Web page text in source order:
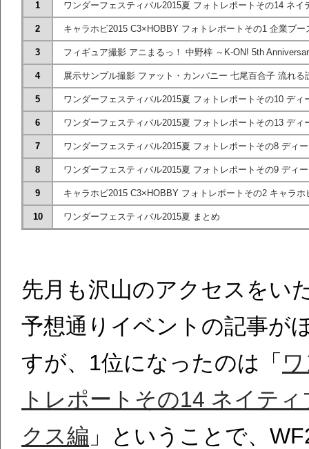
1 ワンダーフェスティバル2015夏 フォトレポートその14 ネ
2 キャラホビ2015 C3×HOBBY フォトレポートその1 企業ブー
3 フィギュア撮影 アニまるっ！ 中野梓 ～K-ON! 5th
4 展示サンプル撮影 ファット・カンパニー 七尾百合子 流れ
5 ワンダーフェスティバル2015夏 フォトレポートその10 ディ
6 ワンダーフェスティバル2015夏 フォトレポートその13 ディ
7 ワンダーフェスティバル2015夏 フォトレポートその8 ディ
8 ワンダーフェスティバル2015夏 フォトレポートその9 ディ
9 キャラホビ2015 C3×HOBBY フォトレポートその2 キャラホ
10 ワンダーフェスティバル2015夏 まとめ
先月も沢山のアクセスをい
予想通りイベントの記事が
すが、1位になったのは「
トレポートその14 ネイテ
クス編 」ということで、